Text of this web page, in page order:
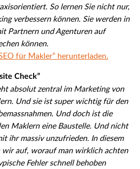
So lernen Sie nicht nur,
verbessern können. Sie werden in
Partnern und Agenturen auf
können.
für Makler” herunterladen.
Check”
absolut zentral im Marketing von
Und sie ist super wichtig für den
Und doch ist die
Maklern eine Baustelle. Und nicht
ihr massiv unzufrieden. In diesem
wir auf, worauf man wirklich achten
Fehler schnell behoben